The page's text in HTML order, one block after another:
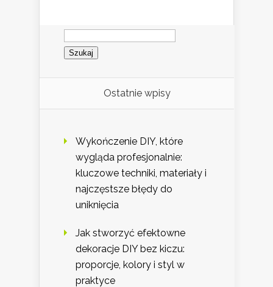
Szukaj:
Ostatnie wpisy
Wykończenie DIY, które
wygląda profesjonalnie:
kluczowe techniki, materiały i
najczęstsze błędy do
uniknięcia
Jak stworzyć efektowne
dekoracje DIY bez kiczu:
proporcje, kolory i styl w
praktyce